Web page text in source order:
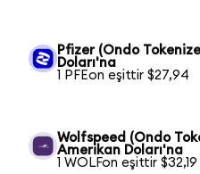
Pfizer (Ondo
Doları'na
1 PFEon eşittir $27,94
Wolfspeed (Ondo
Amerikan Doları'na
1 WOLFon eşittir $32,19